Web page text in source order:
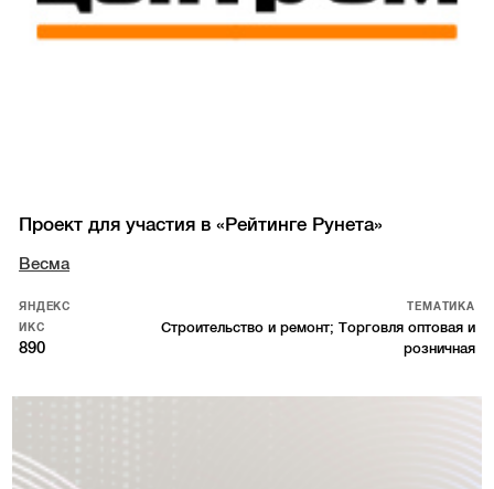
Проект для участия в «Рейтинге Рунета»
Весма
ЯНДЕКС
ИКС
890
ТЕМАТИКА
Строительство и ремонт; Торговля оптовая и
розничная